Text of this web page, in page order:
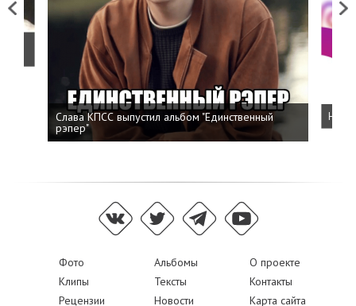
Previous
Слава КПСС выпустил альбом "Единственный
рэпер"
Next
Фото Альбомы
О проекте
Клипы
Тексты
Контакты
Рецензии
Новости Карта сайта